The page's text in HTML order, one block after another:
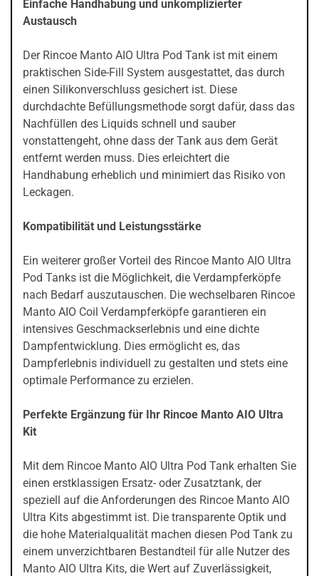
Einfache Handhabung und unkomplizierter
Austausch
Der Rincoe Manto AIO Ultra Pod Tank ist mit einem
praktischen Side-Fill System ausgestattet, das durch
einen Silikonverschluss gesichert ist. Diese
durchdachte Befüllungsmethode sorgt dafür, dass das
Nachfüllen des Liquids schnell und sauber
vonstattengeht, ohne dass der Tank aus dem Gerät
entfernt werden muss. Dies erleichtert die
Handhabung erheblich und minimiert das Risiko von
Leckagen.
Kompatibilität und Leistungsstärke
Ein weiterer großer Vorteil des Rincoe Manto AIO Ultra
Pod Tanks ist die Möglichkeit, die Verdampferköpfe
nach Bedarf auszutauschen. Die wechselbaren Rincoe
Manto AIO Coil Verdampferköpfe garantieren ein
intensives Geschmackserlebnis und eine dichte
Dampfentwicklung. Dies ermöglicht es, das
Dampferlebnis individuell zu gestalten und stets eine
optimale Performance zu erzielen.
Perfekte Ergänzung für Ihr Rincoe Manto AIO Ultra
Kit
Mit dem Rincoe Manto AIO Ultra Pod Tank erhalten Sie
einen erstklassigen Ersatz- oder Zusatztank, der
speziell auf die Anforderungen des Rincoe Manto AIO
Ultra Kits abgestimmt ist. Die transparente Optik und
die hohe Materialqualität machen diesen Pod Tank zu
einem unverzichtbaren Bestandteil für alle Nutzer des
Manto AIO Ultra Kits, die Wert auf Zuverlässigkeit,